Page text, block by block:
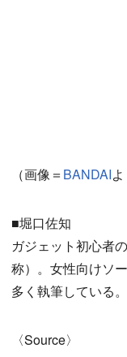
（画像＝ BANDAIよ
■堀口佐知
ガジェット初心者
称）。女性向けソ
多く執筆している。
〈Source〉